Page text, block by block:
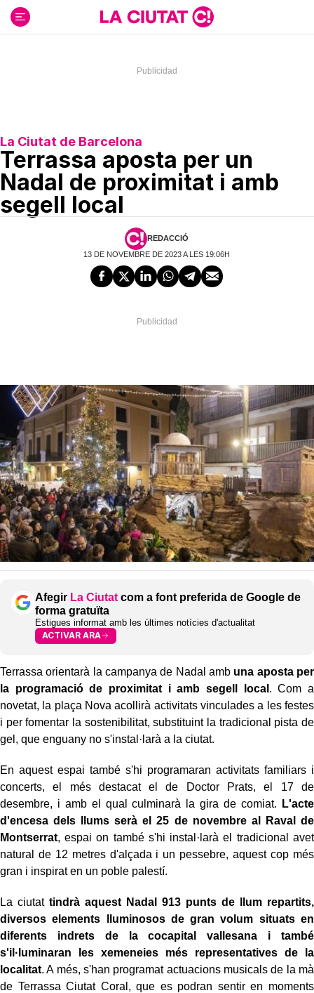
contenido
La Ciutat de Barcelona
Terrassa aposta per un
Nadal de proximitat i amb
segell local
REDACCIÓ
13 DE NOVEMBRE DE 2023 A LES 19:06H
Afegir La Ciutat com a font preferida de Google de
forma gratuïta
Estigues informat amb les últimes notícies d'actualitat
ACTIVAR ARA
Terrassa orientarà la campanya de Nadal amb una aposta per
la programació de proximitat i amb segell local . Com a
novetat, la plaça Nova acollirà activitats vinculades a les festes
i per fomentar la sostenibilitat, substituint la tradicional pista de
gel, que enguany no s'instal·larà a la ciutat.
En aquest espai també s'hi programaran activitats familiars i
concerts, el més destacat el de Doctor Prats, el 17 de
desembre, i amb el qual culminarà la gira de comiat.
L'acte
d'encesa dels llums serà el 25 de novembre al Raval de
Montserrat, espai on també s'hi instal·larà el tradicional avet
natural de 12 metres d'alçada i un pessebre, aquest cop més
gran i inspirat en un poble palestí.
La ciutat tindrà aquest Nadal 913 punts de llum repartits,
diversos elements lluminosos de gran volum situats en
diferents indrets de la cocapital vallesana i també
s'il·luminaran les xemeneies més representatives de la
localitat. A més, s'han programat actuacions musicals de la mà
de Terrassa Ciutat Coral, que es podran sentir en moments